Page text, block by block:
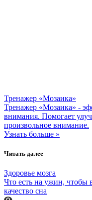
Тренажер «Мозаика»
Тренажер «Мозаика» -
внимания. Помогает
произвольное внимание.
Узнать больше »
Читать далее
Здоровье мозга
Что есть на ужин, чтобы
качество сна